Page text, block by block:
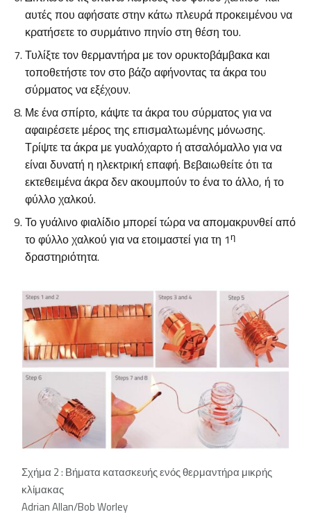
αυτές που αφήσατε στην κάτω πλευρά προκειμένου να
κρατήσετε το συρμάτινο πηνίο στη θέση του.
Τυλίξτε τον θερμαντήρα με τον ορυκτοβάμβακα και
τοποθετήστε τον στο βάζο αφήνοντας τα άκρα του
σύρματος να εξέχουν.
Με ένα σπίρτο, κάψτε τα άκρα του σύρματος για να
αφαιρέσετε μέρος της επισμαλτωμένης μόνωσης.
Τρίψτε τα άκρα με γυαλόχαρτο ή ατσαλόμαλλο για να
είναι δυνατή η ηλεκτρική επαφή. Βεβαιωθείτε ότι τα
εκτεθειμένα άκρα δεν ακουμπούν το ένα το άλλο, ή το
φύλλο χαλκού.
Το γυάλινο φιαλίδιο μπορεί τώρα να απομακρυνθεί από
το φύλλο χαλκού για να ετοιμαστεί για τη 1η
δραστηριότητα.
Σχήμα 2 : Βήματα κατασκευής ενός θερμαντήρα μικρής
κλίμακας
Adrian Allan/Bob Worley